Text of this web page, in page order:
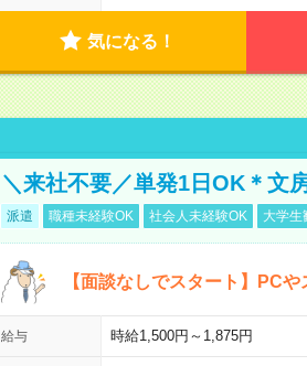
気になる！
＼来社不要／単発1日OK＊文
派遣 職種未経験OK 社会人未経験OK 大学生
【面談なしでスタート】PC
給与 時給1,500円～1,875円